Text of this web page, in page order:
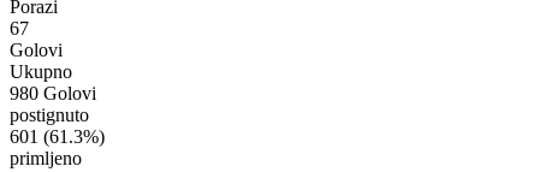
Porazi
67
Golovi
Ukupno
980 Golovi
postignuto
601 (61.3%)
primljeno